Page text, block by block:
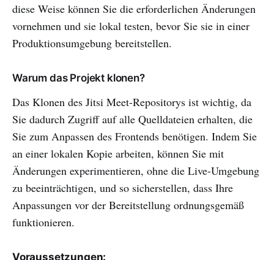
diese Weise können Sie die erforderlichen Änderungen
vornehmen und sie lokal testen, bevor Sie sie in einer
Produktionsumgebung bereitstellen.
Warum das Projekt klonen?
Das Klonen des Jitsi Meet-Repositorys ist wichtig, da
Sie dadurch Zugriff auf alle Quelldateien erhalten, die
Sie zum Anpassen des Frontends benötigen. Indem Sie
an einer lokalen Kopie arbeiten, können Sie mit
Änderungen experimentieren, ohne die Live-Umgebung
zu beeinträchtigen, und so sicherstellen, dass Ihre
Anpassungen vor der Bereitstellung ordnungsgemäß
funktionieren.
Voraussetzungen: